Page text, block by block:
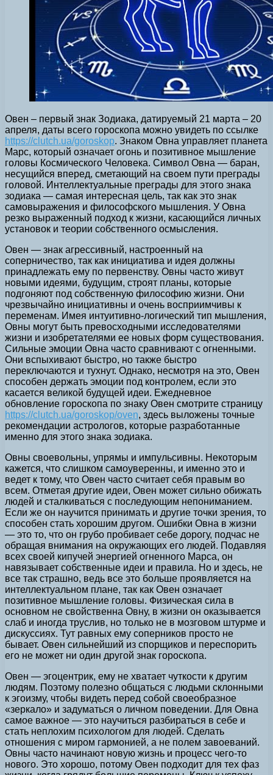
Овен – первый знак Зодиака, датируемый 21 марта – 20
апреля, даты всего гороскопа можно увидеть по ссылке
https://clutch.ua/goroskop. Знаком Овна управляет планета
Марс, который означает огонь и позитивное мышление
головы Космического Человека. Символ Овна — баран,
несущийся вперед, сметающий на своем пути преграды
головой. Интеллектуальные преграды для этого знака
зодиака — самая интересная цель, так как это знак
самовыражения и философского мышления. У Овна
резко выраженный подход к жизни, касающийся личных
установок и теории собственного осмысления.
Овен — знак агрессивный, настроенный на
соперничество, так как инициатива и идея должны
принадлежать ему по первенству. Овны часто живут
новыми идеями, будущим, строят планы, которые
подгоняют под собственную философию жизни. Они
чрезвычайно инициативны и очень восприимчивы к
переменам. Имея интуитивно-логический тип мышления,
Овны могут быть превосходными исследователями
жизни и изобретателями ее новых форм существования.
Сильные эмоции Овна часто сравнивают с огненными.
Они вспыхивают быстро, но также быстро
переключаются и тухнут. Однако, несмотря на это, Овен
способен держать эмоции под контролем, если это
касается великой будущей идеи. Ежедневное
обновление гороскопа по знаку Овен смотрите страницу
https://clutch.ua/goroskop/oven, здесь выложены точные
рекомендации астрологов, которые разработанные
именно для этого знака зодиака.
Овны своевольны, упрямы и импульсивны. Некоторым
кажется, что слишком самоуверенны, и именно это и
ведет к тому, что Овен часто считает себя правым во
всем. Отметая другие идеи, Овен может сильно обижать
людей и сталкиваться с последующим непониманием.
Если же он научится принимать и другие точки зрения, то
способен стать хорошим другом. Ошибки Овна в жизни
— это то, что он грубо пробивает себе дорогу, подчас не
обращая внимания на окружающих его людей. Подавляя
всех своей кипучей энергией огненного Марса, он
навязывает собственные идеи и правила. Но и здесь, не
все так страшно, ведь все это больше проявляется на
интеллектуальном плане, так как Овен означает
позитивное мышление головы. Физическая сила в
основном не свойственна Овну, в жизни он оказывается
слаб и иногда труслив, но только не в мозговом штурме и
дискуссиях. Тут равных ему соперников просто не
бывает. Овен сильнейший из спорщиков и переспорить
его не может ни один другой знак гороскопа.
Овен — эгоцентрик, ему не хватает чуткости к другим
людям. Поэтому полезно общаться с людьми склонными
к эгоизму, чтобы видеть перед собой своеобразное
«зеркало» и задуматься о личном поведении. Для Овна
самое важное — это научиться разбираться в себе и
стать неплохим психологом для людей. Сделать
отношения с миром гармонией, а не полем завоеваний.
Овны часто начинают новую жизнь и процесс чего-то
нового. Это хорошо, потому Овен подходит для тех фаз